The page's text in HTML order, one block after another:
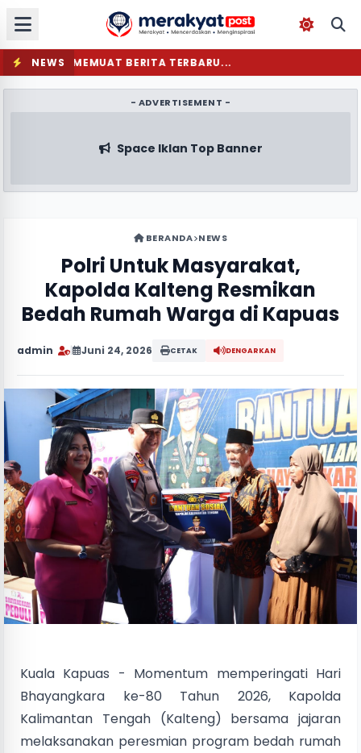
NEWS MEMUAT BERITA TERBARU...
- ADVERTISEMENT -
Space Iklan Top Banner
BERANDA NEWS
Polri Untuk Masyarakat,
Kapolda Kalteng Resmikan
Bedah Rumah Warga di Kapuas
admin Juni 24, 2026 CETAK DENGARKAN
Kuala Kapuas - Momentum memperingati Hari
Bhayangkara ke-80 Tahun 2026, Kapolda
Kalimantan Tengah (Kalteng) bersama jajaran
melaksanakan peresmian program bedah rumah